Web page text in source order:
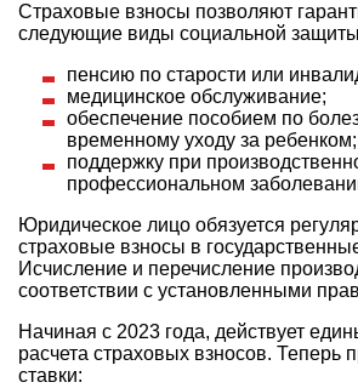
Страховые взносы позволяют
следующие виды социальной
пенсию по старости или
медицинское обслуживание;
обеспечение пособием по
временному уходу за ребенком;
поддержку при
профессиональном
Юридическое лицо обязуется
страховые взносы в
Исчисление и перечисление
соответствии с установленными
Начиная с 2023 года, действует
расчета страховых взносов. Теперь
ставки: